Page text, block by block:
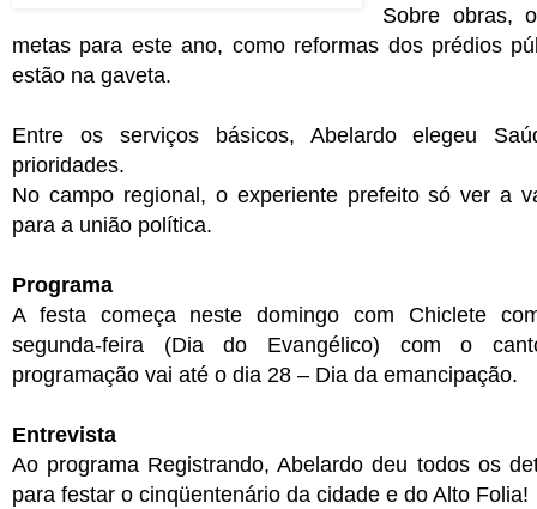
Sobre obras,
metas para este ano, como reformas dos prédios
estão na gaveta.
Entre os serviços básicos, Abelardo elegeu
prioridades.
No campo regional, o experiente prefeito só ver a
para a união política.
Programa
A festa começa neste domingo com Chiclete
segunda-feira (Dia do Evangélico) com o
programação vai até o dia 28 – Dia da emancipação.
Entrevista
Ao programa Registrando, Abelardo deu todos os
para festar o cinqüentenário da cidade e do Alto Folia!